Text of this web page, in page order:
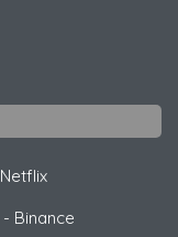
Netflix
- Binance